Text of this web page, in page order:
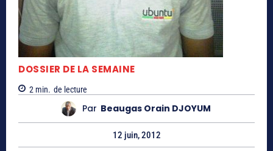
DOSSIER DE LA SEMAINE
2 min. de lecture
Par Beaugas Orain DJOYUM
12 juin, 2012